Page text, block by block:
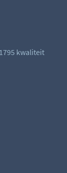
kwaliteit